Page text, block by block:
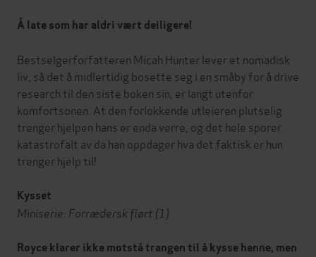
Å late som har aldri vært deiligere!
Bestselgerforfatteren Micah Hunter lever et nomadisk
liv, så det å midlertidig bosette seg i en småby for å drive
research til den siste boken sin, er langt utenfor
komfortsonen. At den forlokkende utleieren plutselig
trenger hjelpen hans er enda verre, og det hele sporer
katastrofalt av da han oppdager hva det faktisk er hun
trenger hjelp til!
Kysset
Miniserie: Forrædersk flørt (1)
Royce klarer ikke motstå trangen til å kysse henne, men